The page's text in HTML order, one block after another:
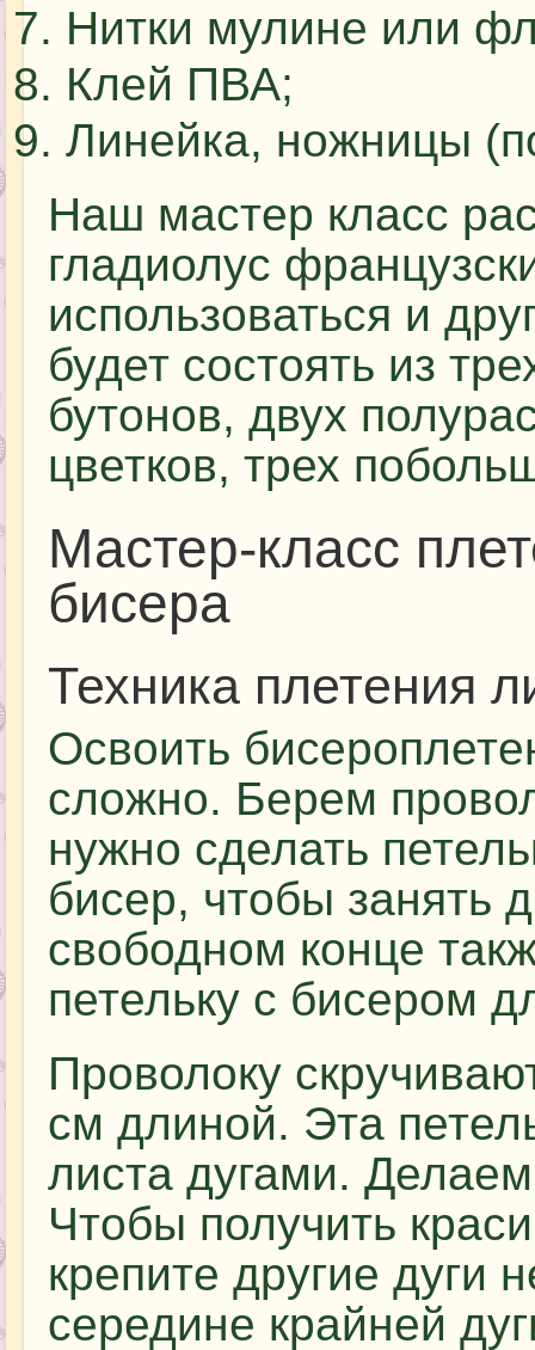
Нитки мулине или
Клей ПВА;
Линейка, ножницы
Наш мастер класс
гладиолус
использоваться и
будет состоять из
бутонов, двух
цветков, трех
Мастер-класс
бисера
Техника плетения
Освоить
сложно. Берем
нужно сделать
бисер, чтобы занять
свободном конце
петельку с бисером
Проволоку
см длиной. Эта
листа дугами.
Чтобы получить
крепите другие дуги
середине крайней